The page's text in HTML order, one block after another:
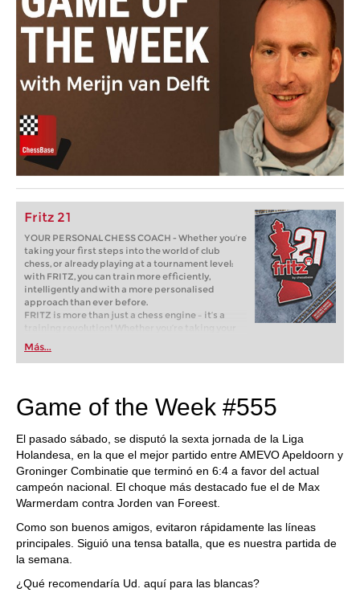
Fritz 21
YOUR PERSONAL CHESS COACH - Whether you’re
taking your first steps into the world of club
chess, or already playing at a tournament level:
with FRITZ, you can train more efficiently,
intelligently and with a more personalised
approach than ever before.
FRITZ is more than just a chess engine – it’s a
training revolution! Whether you’re taking your
first steps into the world of club chess, or already
playing at a tournament level: with FRITZ, you can
train more efficiently, intelligently and with a
Más...
Game of the Week #555
El pasado sábado, se disputó la sexta jornada de la Liga
Holandesa, en la que el mejor partido entre AMEVO Apeldoorn y
Groninger Combinatie que terminó en 6:4 a favor del actual
campeón nacional. El choque más destacado fue el de Max
Warmerdam contra Jorden van Foreest.
Como son buenos amigos, evitaron rápidamente las líneas
principales. Siguió una tensa batalla, que es nuestra partida de
la semana.
¿Qué recomendaría Ud. aquí para las blancas?